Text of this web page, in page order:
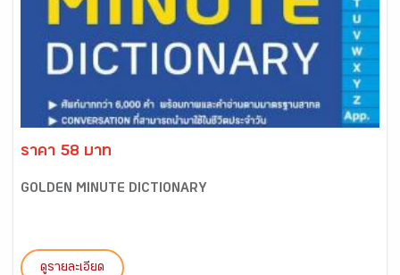
ราคา 58 บาท
GOLDEN MINUTE DICTIONARY
ดูรายละเอียด